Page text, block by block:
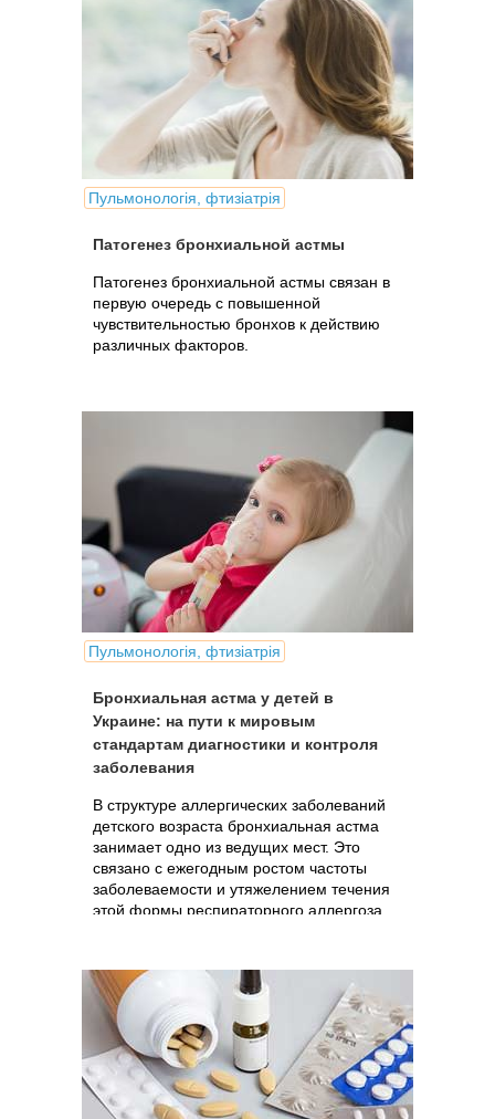
Пульмонологія, фтизіатрія
Патогенез бронхиальной астмы
Патогенез бронхиальной астмы связан в
первую очередь с повышенной
чувствительностью бронхов к действию
различных факторов.
Пульмонологія, фтизіатрія
Бронхиальная астма у детей в
Украине: на пути к мировым
стандартам диагностики и контроля
заболевания
В структуре аллергических заболеваний
детского возраста бронхиальная астма
занимает одно из ведущих мест. Это
связано с ежегодным ростом частоты
заболеваемости и утяжелением течения
этой формы респираторного аллергоза.